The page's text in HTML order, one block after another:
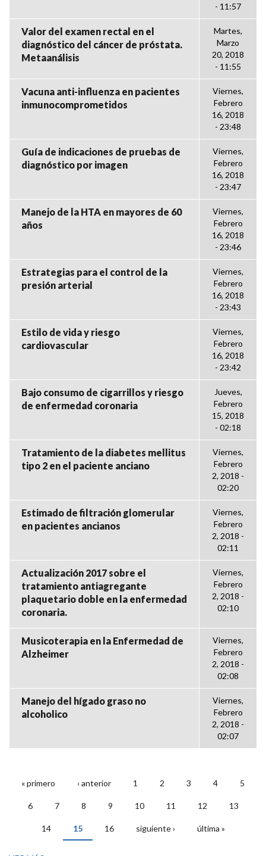
- 11:57
Valor del examen rectal en el
diagnóstico del cáncer de próstata.
Metaanálisis
Martes,
Marzo
20, 2018
- 11:55
Vacuna anti-influenza en pacientes
inmunocomprometidos
Viernes,
Febrero
16, 2018
- 23:48
Guía de indicaciones de pruebas de
diagnóstico por imagen
Viernes,
Febrero
16, 2018
- 23:47
Manejo de la HTA en mayores de 60
años
Viernes,
Febrero
16, 2018
- 23:46
Estrategias para el control de la
presión arterial
Viernes,
Febrero
16, 2018
- 23:43
Estilo de vida y riesgo
cardiovascular
Viernes,
Febrero
16, 2018
- 23:42
Bajo consumo de cigarrillos y riesgo
de enfermedad coronaria
Jueves,
Febrero
15, 2018
- 02:18
Tratamiento de la diabetes mellitus
tipo 2 en el paciente anciano
Viernes,
Febrero
2, 2018 -
02:20
Estimado de filtración glomerular
en pacientes ancianos
Viernes,
Febrero
2, 2018 -
02:11
Actualización 2017 sobre el
tratamiento antiagregante
plaquetario doble en la enfermedad
coronaria.
Viernes,
Febrero
2, 2018 -
02:10
Musicoterapia en la Enfermedad de
Alzheimer
Viernes,
Febrero
2, 2018 -
02:08
Manejo del hígado graso no
alcoholico
Viernes,
Febrero
2, 2018 -
02:07
PÁGINAS
« primero ‹ anterior 1 2 3 4 5
6 7 8 9 10 11 12 13
14 15 16 siguiente › última »